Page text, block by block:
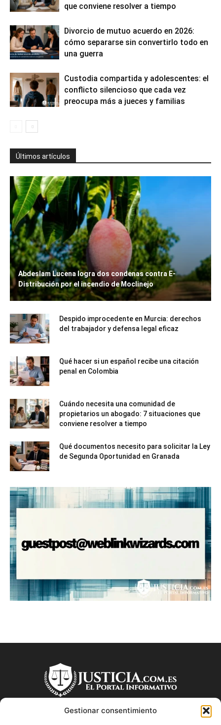
Gestionar consentimiento
que conviene resolver a tiempo
Divorcio de mutuo acuerdo en 2026:
cómo separarse sin convertirlo todo en
una guerra
Custodia compartida y adolescentes: el
conflicto silencioso que cada vez
preocupa más a jueces y familias
Últimos artículos
Abdeslam Lucena logra dos condenas contra E-
Distribución por el incendio de Moclinejo
Despido improcedente en Murcia: derechos
del trabajador y defensa legal eficaz
Qué hacer si un español recibe una citación
penal en Colombia
Cuándo necesita una comunidad de
propietarios un abogado: 7 situaciones que
conviene resolver a tiempo
Qué documentos necesito para solicitar la Ley
de Segunda Oportunidad en Granada